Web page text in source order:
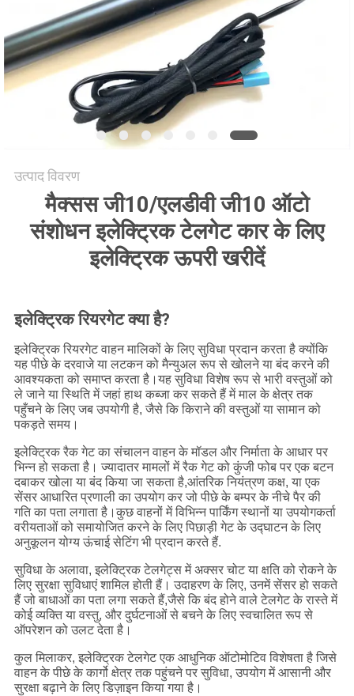
साइटमैप
PRIVACY
POLICY
उत्पाद विवरण
मैक्सस जी10/एलडीवी जी10 ऑटो
संशोधन इलेक्ट्रिक टेलगेट कार के लिए
इलेक्ट्रिक ऊपरी खरीदें
इलेक्ट्रिक रियरगेट क्या है?
इलेक्ट्रिक रियरगेट वाहन मालिकों के लिए सुविधा प्रदान करता है क्योंकि
यह पीछे के दरवाजे या लटकन को मैन्युअल रूप से खोलने या बंद करने की
आवश्यकता को समाप्त करता है।यह सुविधा विशेष रूप से भारी वस्तुओं को
ले जाने या स्थिति में जहां हाथ कब्जा कर सकते हैं में माल के क्षेत्र तक
पहुँचने के लिए जब उपयोगी है, जैसे कि किराने की वस्तुओं या सामान को
पकड़ते समय।
इलेक्ट्रिक रैक गेट का संचालन वाहन के मॉडल और निर्माता के आधार पर
भिन्न हो सकता है। ज्यादातर मामलों में रैक गेट को कुंजी फोब पर एक बटन
दबाकर खोला या बंद किया जा सकता है,आंतरिक नियंत्रण कक्ष, या एक
सेंसर आधारित प्रणाली का उपयोग कर जो पीछे के बम्पर के नीचे पैर की
गति का पता लगाता है।कुछ वाहनों में विभिन्न पार्किंग स्थानों या उपयोगकर्ता
वरीयताओं को समायोजित करने के लिए पिछाड़ी गेट के उद्घाटन के लिए
अनुकूलन योग्य ऊंचाई सेटिंग भी प्रदान करते हैं.
सुविधा के अलावा, इलेक्ट्रिक टेलगेट्स में अक्सर चोट या क्षति को रोकने के
लिए सुरक्षा सुविधाएं शामिल होती हैं। उदाहरण के लिए, उनमें सेंसर हो सकते
हैं जो बाधाओं का पता लगा सकते हैं,जैसे कि बंद होने वाले टेलगेट के रास्ते में
कोई व्यक्ति या वस्तु, और दुर्घटनाओं से बचने के लिए स्वचालित रूप से
ऑपरेशन को उलट देता है।
कुल मिलाकर, इलेक्ट्रिक टेलगेट एक आधुनिक ऑटोमोटिव विशेषता है जिसे
वाहन के पीछे के कार्गो क्षेत्र तक पहुंचने पर सुविधा, उपयोग में आसानी और
सुरक्षा बढ़ाने के लिए डिज़ाइन किया गया है।